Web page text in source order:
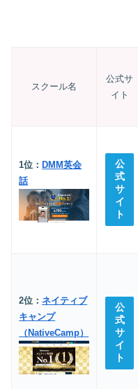
スクール名
公式サ
イト
1位：DMM英会
話
公
式
サ
イ
ト
2位：ネイティブ
キャンプ
（NativeCamp）
公
式
サ
イ
ト